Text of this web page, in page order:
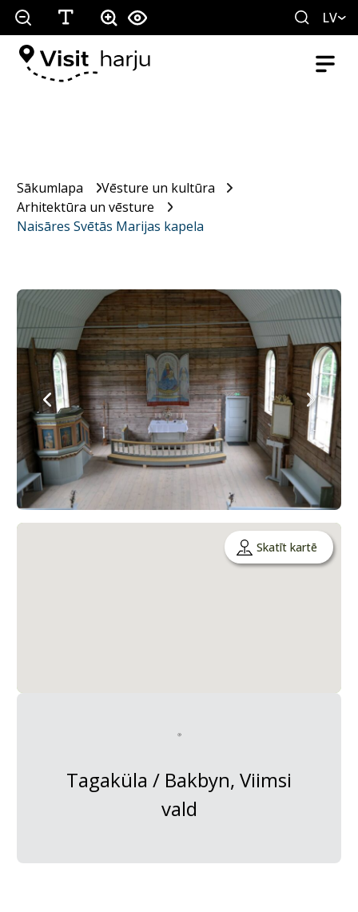
LV
Sākumlapa
Vēsture un kultūra
Arhitektūra un vēsture
Naisāres Svētās Marijas kapela
Skatīt kartē
Tagaküla / Bakbyn, Viimsi
vald